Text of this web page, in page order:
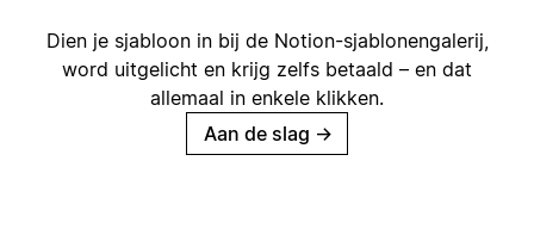
Dien je sjabloon in bij de Notion-sjablonengalerij,
word uitgelicht en krijg zelfs betaald – en dat
allemaal in enkele klikken.
Aan de slag →